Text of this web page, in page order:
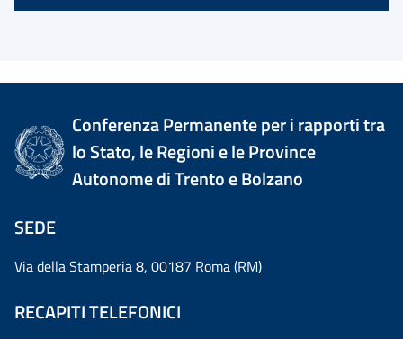
Conferenza Permanente per i rapporti tra
lo Stato, le Regioni e le Province
Autonome di Trento e Bolzano
SEDE
Via della Stamperia 8, 00187 Roma (RM)
RECAPITI TELEFONICI